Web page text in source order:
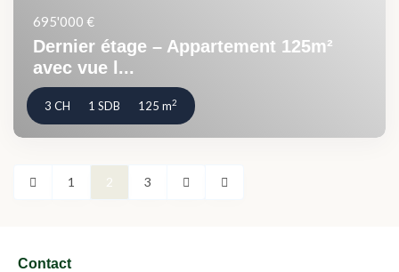
695'000 €
Dernier étage – Appartement 125m²
avec vue l...
3 CH 1 SDB 125 m2
1 2 3
Contact